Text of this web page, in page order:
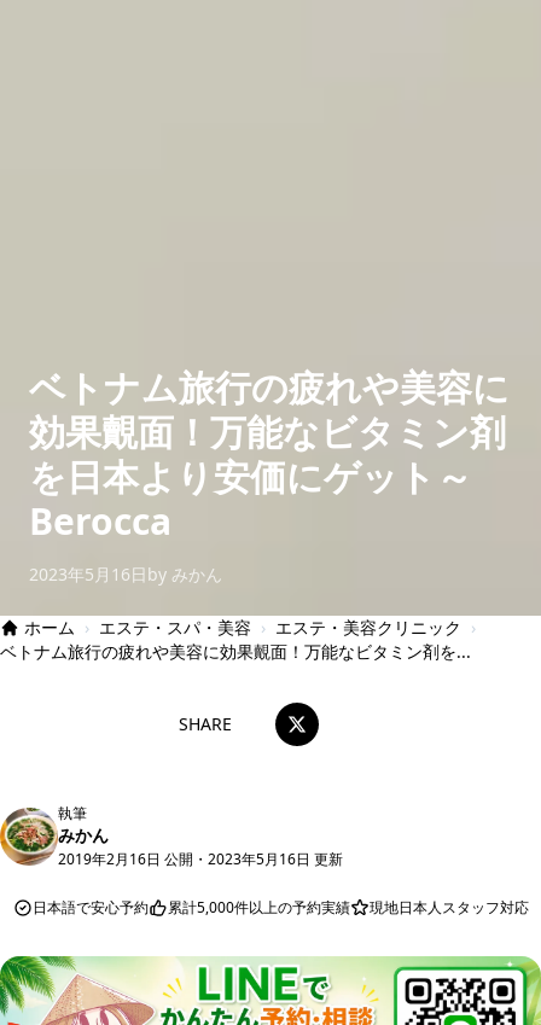
ベトナム旅行の疲れや美容に
効果覿面！万能なビタミン剤
を日本より安価にゲット～
Berocca
2023年5月16日by みかん
ホーム › エステ・スパ・美容 › エステ・美容クリニック ›
ベトナム旅行の疲れや美容に効果覿面！万能なビタミン剤を...
SHARE
執筆
みかん
2019年2月16日 公開 ・ 2023年5月16日 更新
日本語で安心予約 累計5,000件以上の予約実績 現地日本人スタッフ対応